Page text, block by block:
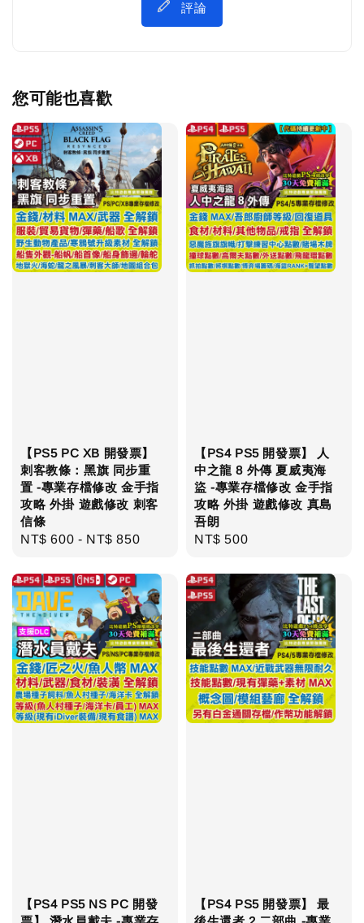
評論
您可能也喜歡
【PS5 PC XB 開發票】
刺客教條：黑旗 同步重
置 -專業存檔修改 金手指
攻略 外掛 遊戲修改 刺客
信條
Regular
NT$ 600 - NT$ 850
【PS4 PS5 開發票】 人
中之龍 8 外傳 夏威夷海
盜 -專業存檔修改 金手指
攻略 外掛 遊戲修改 真島
吾朗
Regular
NT$ 500
【PS4 PS5 NS PC 開發
【PS4 PS5 開發票】 最